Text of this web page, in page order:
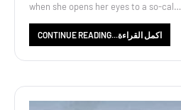
when she opens her eyes to a so-cal…
CONTINUE READING...اكمل القراءة